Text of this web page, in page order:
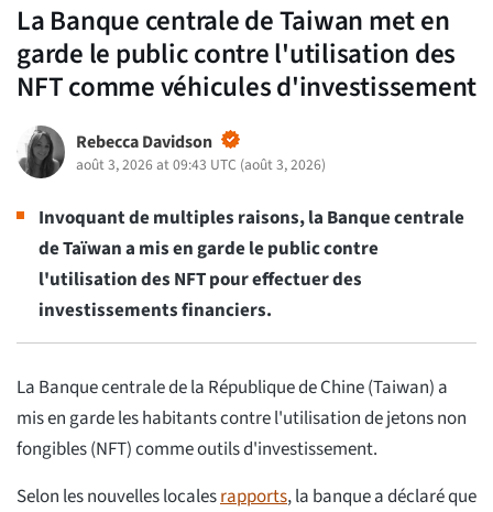
La Banque centrale de Taiwan met en
garde le public contre l'utilisation des
NFT comme véhicules d'investissement
Rebecca Davidson
août 3, 2026 at 09:43 UTC (août 3, 2026)
Invoquant de multiples raisons, la Banque centrale
de Taïwan a mis en garde le public contre
l'utilisation des NFT pour effectuer des
investissements financiers.
La Banque centrale de la République de Chine (Taiwan) a
mis en garde les habitants contre l'utilisation de jetons non
fongibles (NFT) comme outils d'investissement.
Selon les nouvelles localesrapports, la banque a déclaré que